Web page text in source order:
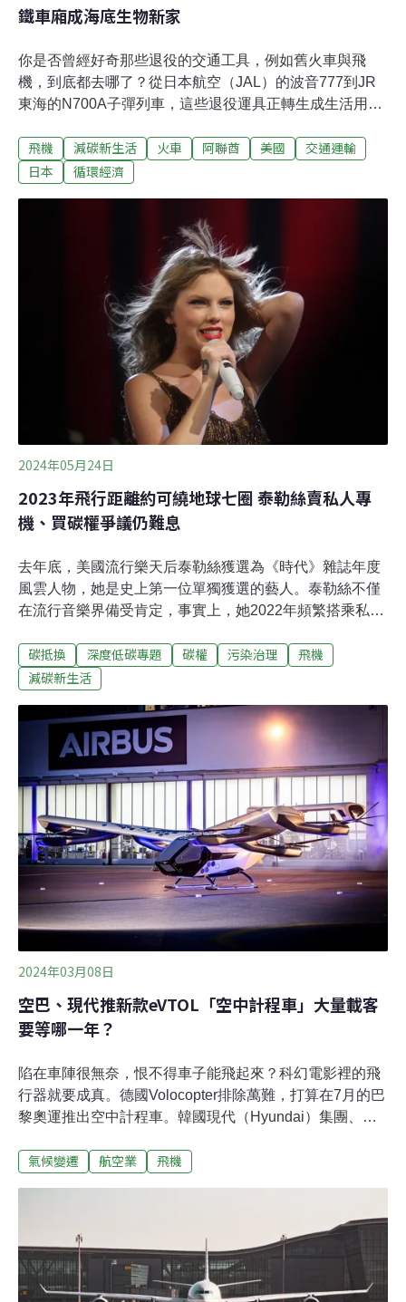
鐵車廂成海底生物新家
你是否曾經好奇那些退役的交通工具，例如舊火車與飛
機，到底都去哪了？從日本航空（JAL）的波音777到JR
東海的N700A子彈列車，這些退役運具正轉生成生活用品
火車和飛機，退役之後常淪為廢鐵，但近年來一系列創新
環保行動，逆轉了退役交通工具的命運。想像一下，一架
室。退役之後，這些交通工具的故事並沒有完結，反而多
了新的生命和意義。日航飛機零件重獲新生——製成極簡
家居用品首先，我們來看看日本的例子。據《日本時報》
報導，2022年日航（JAL）拆解兩架退役的波音777飛
機，打算回收處理。這是日本首次嘗試拆除客機，他們希
望將退役後的運具拆解得淋漓盡致，除了出售飛機上的二
手電子設備，也將拆解後金屬和塑膠材料送到回收廠，最
後僅留下4%的廢棄物。
飛機 減碳新生活 火車 阿聯酋 美國
交通運輸
日本
循環經濟
2024年05月24日
2023年飛行距離約可繞地球七圈 泰勒絲賣私人專
機、買碳權爭議仍難息
去年底，美國流行樂天后泰勒絲獲選為《時代》雜誌年度
風雲人物，她是史上第一位單獨獲選的藝人。泰勒絲不僅
在流行音樂界備受肯定，事實上，她2022年頻繁搭乘私人
飛行距離更可繞地球約七圈。面對質疑，她購買碳抵換額
度，又賣掉其中一台私人飛機，但媒體還是發現她今年的
要。美國流行樂天后泰勒絲（Taylor Swift）今年4月發行
第11張專輯，一舉讓她成為史上首位兩度登上美國告示牌
單曲榜前十名的歌手。然而，同樣引爆話題的不僅是她在
流行音樂上的成就，泰勒絲頻繁搭乘私人飛機飛行所產生
的碳排放，也在年初成為外媒關注焦點，引起一連串關於
明星、私人飛機使用率、碳排與碳抵換的探討。明星私人
專機碳排成話題 飛行數據曝光私人飛行造成的環境代價有
多大？《歐洲新聞台》（Euronews）報導，航空業占全球
碳排放量的2.
碳抵換 深度低碳專題 碳權 污染治理
飛機
減碳新生活
2024年03月08日
空巴、現代推新款eVTOL「空中計程車」大量載客
要等哪一年？
陷在車陣很無奈，恨不得車子能飛起來？科幻電影裡的飛
行器就要成真。德國Volocopter排除萬難，打算在7月的巴
黎奧運推出空中計程車。韓國現代（Hyundai）集團、空
不遠，但消費者想問的是，搭一次要多少錢？空巴原型機
eVTOL「CityAirbus NextGen」原型機昨（7）日首度亮
相，宣布今年試飛。空中巴士在2019年推出CityAirbus。
新一代的CityAirbus是全電動飛行器，可搭載4人，續航力
80公里，飛行速度達每小時120公里，強調低噪音，是款
氣候變遷 航空業 飛機